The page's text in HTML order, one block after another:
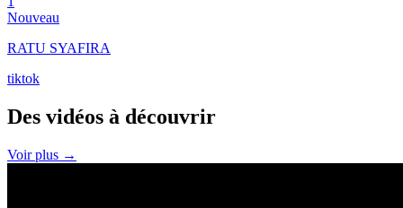
Nouveau
RATU SYAFIRA
tiktok
Des vidéos à découvrir
Voir plus →